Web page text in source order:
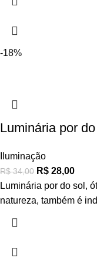
-18%
Luminária por
Iluminação
R$34,00 R$ 28,00
Luminária por do sol,
natureza, também é